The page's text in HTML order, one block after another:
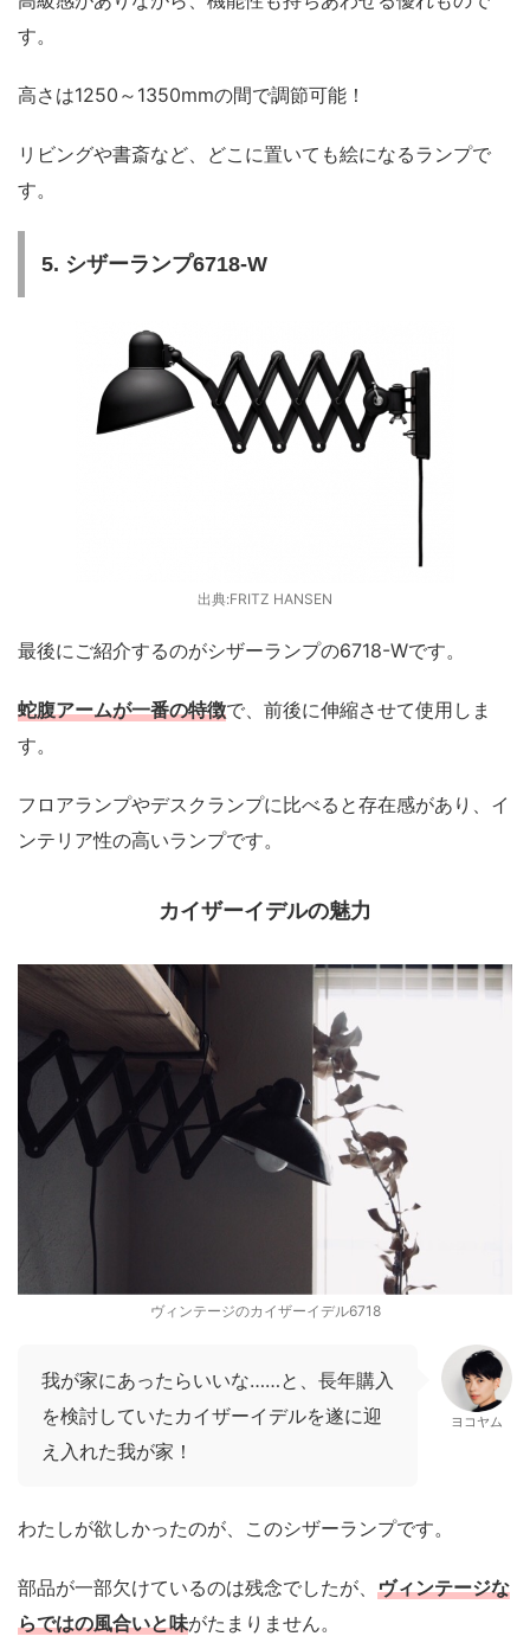
す。
高さは1250～1350mmの間で調節可能！
リビングや書斎など、どこに置いても絵になるランプで
す。
5. シザーランプ6718-W
出典:FRITZ HANSEN
最後にご紹介するのがシザーランプの6718-Wです。
蛇腹アームが一番の特徴で、前後に伸縮させて使用しま
す。
フロアランプやデスクランプに比べると存在感があり、イ
ンテリア性の高いランプです。
カイザーイデルの魅力
ヴィンテージのカイザーイデル6718
我が家にあったらいいな……と、長年購入
を検討していたカイザーイデルを遂に迎
え入れた我が家！
ヨコヤム
わたしが欲しかったのが、このシザーランプです。
部品が一部欠けているのは残念でしたが、 ヴィンテージな
らではの風合いと味がたまりません。